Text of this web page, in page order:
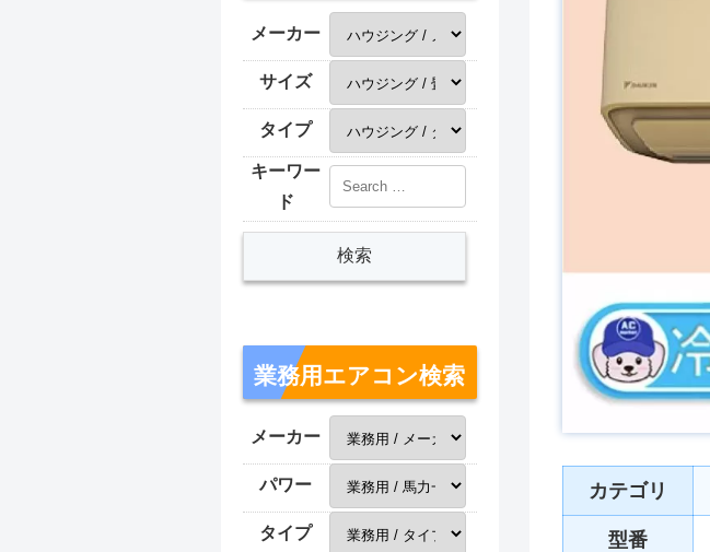
カテゴリ
型番
メーカー
サイズ
タイプ
キーワー
ド
業務用エアコン検索
メーカー
パワー
タイプ